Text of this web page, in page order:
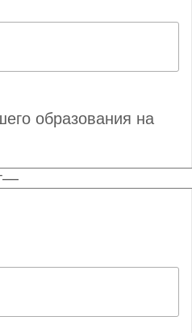
образования на